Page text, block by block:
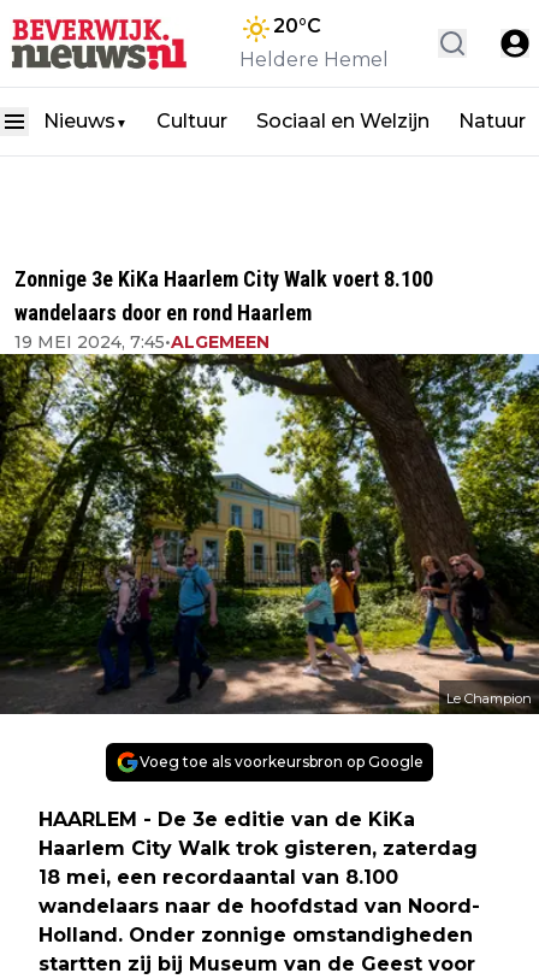
20°C
Heldere Hemel
Nieuws ▼ Cultuur Sociaal en Welzijn Natuur
Zonnige 3e KiKa Haarlem City Walk voert 8.100
wandelaars door en rond Haarlem
19 MEI 2024, 7:45•ALGEMEEN
Le Champion
Voeg toe als voorkeursbron op Google
HAARLEM - De 3e editie van de KiKa
Haarlem City Walk trok gisteren, zaterdag
18 mei, een recordaantal van 8.100
wandelaars naar de hoofdstad van Noord-
Holland. Onder zonnige omstandigheden
startten zij bij Museum van de Geest voor